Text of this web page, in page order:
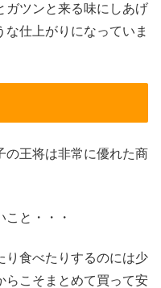
ガツンと来る味にしあげ
仕上がりになっていま
の王将は非常に優れた商
と・・・
り食べたりするのには少
らこそまとめて買って安